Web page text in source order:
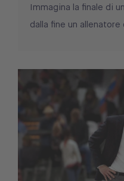
Immagina la finale di
dalla fine un